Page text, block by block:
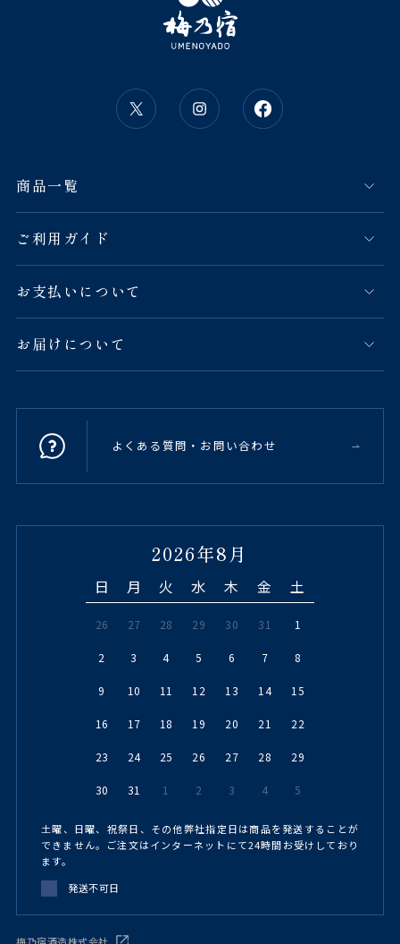
商品一覧
ご利用ガイド
お支払いについて
お届けについて
よくある質問・お問い合わせ
2026年8月
日 月 火 水 木 金 土
26 27 28 29 30 31 1
2 3 4 5 6 7 8
9 10 11 12 13 14 15
16 17 18 19 20 21 22
23 24 25 26 27 28 29
30 31 1 2 3 4 5
土曜、日曜、祝祭日、その他弊社指定日は商品を発送することが
できません。ご注文はインターネットにて24時間お受けしており
ます。
発送不可日